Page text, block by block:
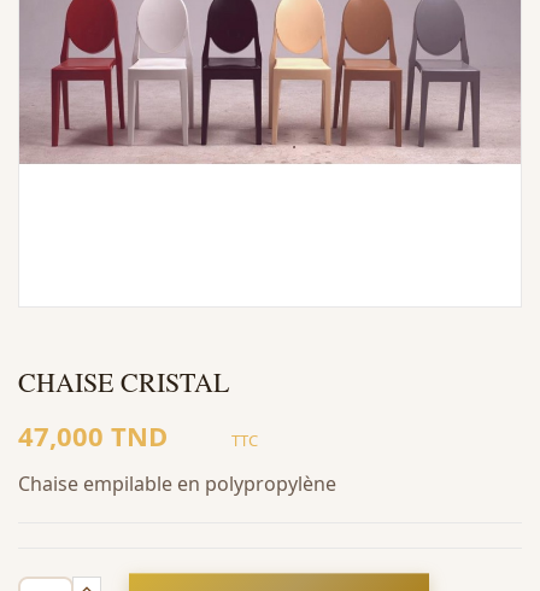
CHAISE CRISTAL
47,000 TND TTC
Chaise empilable en polypropylène